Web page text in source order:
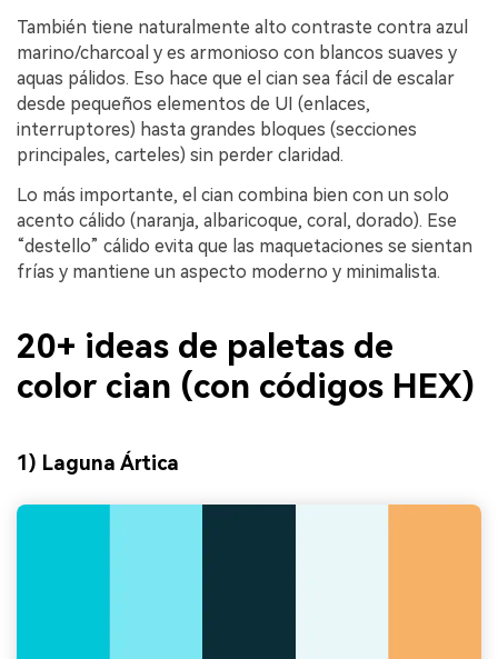
También tiene naturalmente alto contraste contra azul
marino/charcoal y es armonioso con blancos suaves y
aquas pálidos. Eso hace que el cian sea fácil de escalar
desde pequeños elementos de UI (enlaces,
interruptores) hasta grandes bloques (secciones
principales, carteles) sin perder claridad.
Lo más importante, el cian combina bien con un solo
acento cálido (naranja, albaricoque, coral, dorado). Ese
“destello” cálido evita que las maquetaciones se sientan
frías y mantiene un aspecto moderno y minimalista.
20+ ideas de paletas de
color cian (con códigos HEX)
1) Laguna Ártica